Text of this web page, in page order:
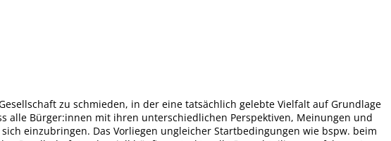
zu schmieden, in der eine tatsächlich gelebte Vielfalt auf Grundlage
alle Bürger:innen mit ihren unterschiedlichen Perspektiven, Meinungen und
einzubringen. Das Vorliegen ungleicher Startbedingungen wie bspw. beim